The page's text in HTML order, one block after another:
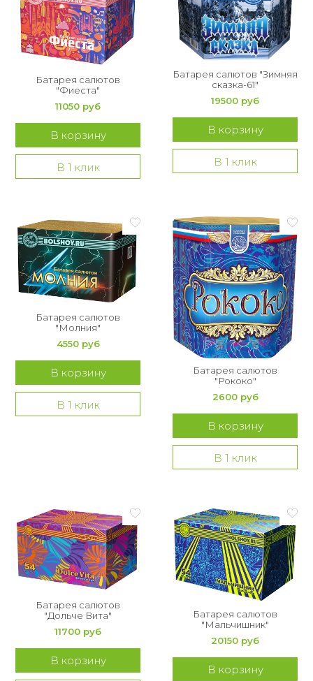
Батарея салютов
"Фиеста"
11050 руб
В корзину
В 1 клик
Батарея салютов "Зимняя
сказка-61"
19500 руб
В корзину
В 1 клик
Батарея салютов
"Молния"
4550 руб
В корзину
В 1 клик
Батарея салютов
"Рококо"
2600 руб
В корзину
В 1 клик
Батарея салютов
"Дольче Вита"
11700 руб
В корзину
Батарея салютов
"Мальчишник"
20150 руб
В корзину